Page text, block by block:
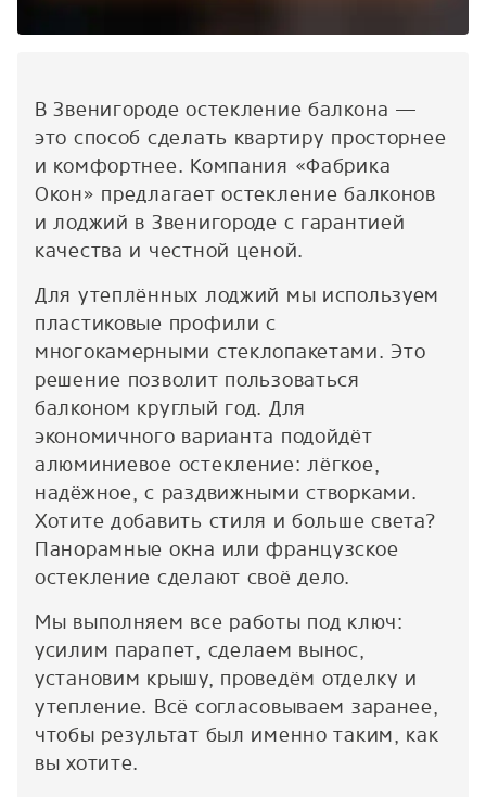
установщик. Упиваться в
у
за
В Звенигороде остекление балкона —
это способ сделать квартиру просторнее
и комфортнее. Компания «Фабрика
Окон» предлагает остекление балконов
и лоджий в Звенигороде с гарантией
качества и честной ценой.
Для утеплённых лоджий мы используем
пластиковые профили с
многокамерными стеклопакетами. Это
решение позволит пользоваться
балконом круглый год. Для
экономичного варианта подойдёт
алюминиевое остекление: лёгкое,
надёжное, с раздвижными створками.
Хотите добавить стиля и больше света?
Панорамные окна или французское
остекление сделают своё дело.
Мы выполняем все работы под ключ:
усилим парапет, сделаем вынос,
установим крышу, проведём отделку и
утепление. Всё согласовываем заранее,
чтобы результат был именно таким, как
вы хотите.